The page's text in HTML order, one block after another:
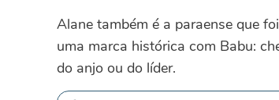
Alane também é a paraense que
uma marca histórica com Babu:
do anjo ou do líder.